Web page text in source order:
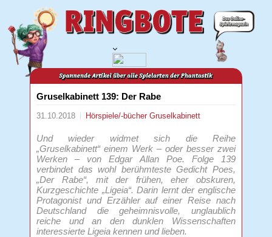
Gruselkabinett 139: Der Rabe
31.10.2018 Hörspiele/-bücherGruselkabinett
Und wieder widmet sich die Reihe
„Gruselkabinett“ einem Werk – oder besser zwei
Werken – von Edgar Allan Poe. Folge 139
verbindet das wohl berühmteste Gedicht Poes,
„Der Rabe“, mit der frühen, eher obskuren,
Kurzgeschichte „Ligeia“. Darin lernt der englische
Protagonist und Erzähler auf einer Reise nach
Deutschland die geheimnisvolle, unglaublich
reiche und an den dunklen Wissenschaften
interessierte Ligeia kennen und lieben.